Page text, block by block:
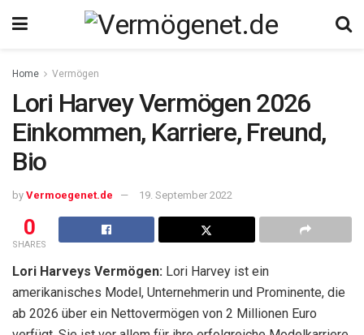
Home Vermögen
Lori Harvey Vermögen 2026
Einkommen, Karriere, Freund,
Bio
by Vermoegenet.de 19. September 2022
0
SHARES
Lori Harveys Vermögen: Lori Harvey ist ein
amerikanisches Model, Unternehmerin und Prominente, die
ab 2026 über ein Nettovermögen von 2 Millionen Euro